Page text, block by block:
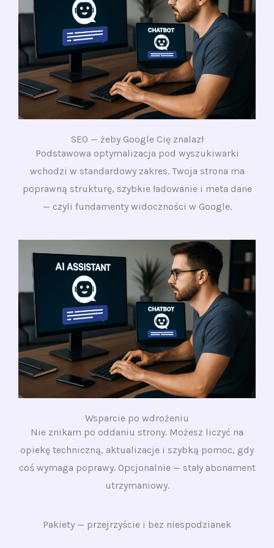
SEO — żeby Google Cię znalazł
Podstawowa optymalizacja pod wyszukiwarki
wchodzi w standardowy zakres. Twoja strona ma
poprawną strukturę, szybkie ładowanie i meta dane
— czyli fundamenty widoczności w Google.
Wsparcie po wdrożeniu
Nie znikam po oddaniu strony. Możesz liczyć na
opiekę techniczną, aktualizacje i szybką pomoc, gdy
coś wymaga poprawy. Opcjonalnie — stały abonament
utrzymaniowy.
Pakiety — przejrzyście i bez niespodzianek